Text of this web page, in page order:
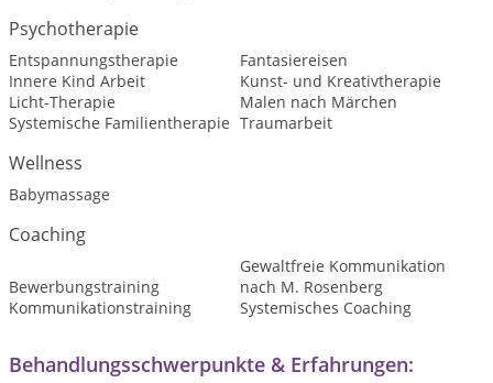
Psychotherapie
Entspannungstherapie
Fantasiereisen
Innere Kind Arbeit
Kunst- und Kreativtherapie
Licht-Therapie
Malen nach Märchen
Systemische Familientherapie Traumarbeit
Wellness
Babymassage
Coaching
Bewerbungstraining
Gewaltfreie Kommunikation
nach M. Rosenberg
Kommunikationstraining
Systemisches Coaching
Behandlungsschwerpunkte & Erfahrungen: